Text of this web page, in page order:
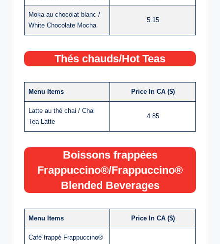
Moka au chocolat blanc /
White Chocolate Mocha
5.15
Thés chauds/Hot Teas
Menu Items Price In CA ($)
Latte au thé chai / Chai
Tea Latte
4.85
Boissons frappées
Frappuccino®/Frappuccino®
Blended Beverages
Menu Items Price In CA ($)
Café frappé Frappuccino®